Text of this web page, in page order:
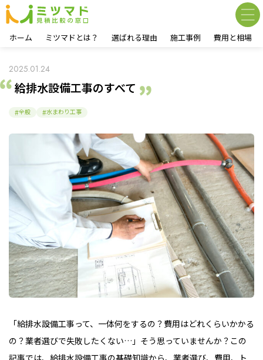
ホーム ミツマドとは？ 選ばれる理由 施工事例 費用と相場
2025.01.24
給排水設備工事のすべて
全般 水まわり工事
「給排水設備工事って、一体何をするの？費用はどれくらいかかる
の？業者選びで失敗したくない…」そう思っていませんか？この
記事では、給排水設備工事の基礎知識から、業者選び、費用、ト